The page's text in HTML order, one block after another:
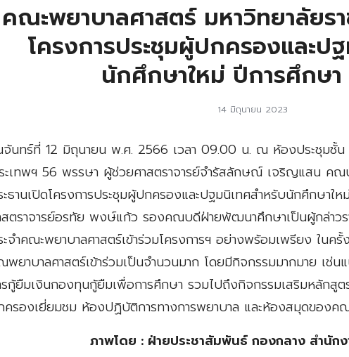
คณะพยาบาลศาสตร์ มหาวิทยาลัยร
โครงการประชุมผู้ปกครองและป
นักศึกษาใหม่ ปีการศึกษ
14 มิถุนายน 2023
นทร์ที่ 12 มิถุนายน พ.ศ. 2566 เวลา 09.00 น. ณ ห้องประชุมชั้น
ะเทพฯ 56 พรรษา ผู้ช่วยศาสตราจารย์จำรัสลักษณ์ เจริญแสน ค
ะธานเปิดโครงการประชุมผู้ปกครองและปฐมนิเทศสำหรับนักศึกษา
สตราจารย์อรทัย พงษ์แก้ว รองคณบดีฝ่ายพัฒนาศึกษาเป็นผู้กล่าว
ะจำคณะพยาบาลศาสตร์เข้าร่วมโครงการฯ อย่างพร้อมเพรียง ใน
ยาบาลศาสตร์เข้าร่วมเป็นจำนวนมาก โดยมีกิจกรรมมากมาย เช่น
รกู้ยืมเงินกองทุนกู้ยืมเพื่อการศึกษา รวมไปถึงกิจกรรมเสริมหลักสู
ครองเยี่ยมชม ห้องปฏิบัติการทางการพยาบาล และห้องสมุดของค
ภาพโดย : ฝ่ายประชาสัมพันธ์ กองกลาง สำนัก